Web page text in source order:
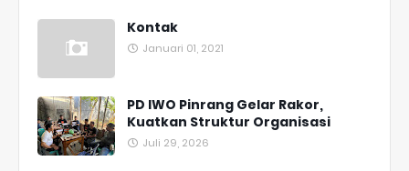
Kontak
Januari 01, 2021
PD IWO Pinrang Gelar Rakor,
Kuatkan Struktur Organisasi
Juli 29, 2026